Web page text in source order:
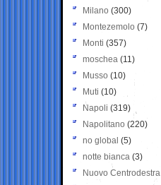
Milano (300)
Montezemolo (7)
Monti (357)
moschea (11)
Musso (10)
Muti (10)
Napoli (319)
Napolitano (220)
no global (5)
notte bianca (3)
Nuovo Centrodestra